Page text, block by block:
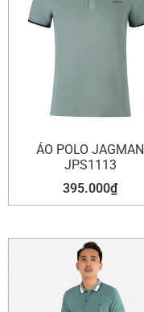
ÁO POLO JAGMAN
JPS1113
395.000₫